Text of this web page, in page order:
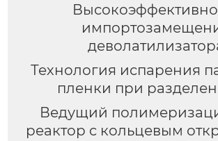
Технология испарения
пленки при
Ведущий
реактор c кольцевым